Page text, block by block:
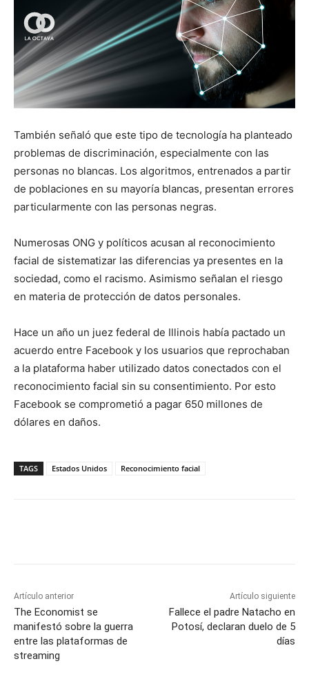
También señaló que este tipo de tecnología ha planteado
problemas de discriminación, especialmente con las
personas no blancas. Los algoritmos, entrenados a partir
de poblaciones en su mayoría blancas, presentan errores
particularmente con las personas negras.
Numerosas ONG y políticos acusan al reconocimiento
facial de sistematizar las diferencias ya presentes en la
sociedad, como el racismo. Asimismo señalan el riesgo
en materia de protección de datos personales.
Hace un año un juez federal de Illinois había pactado un
acuerdo entre Facebook y los usuarios que reprochaban
a la plataforma haber utilizado datos conectados con el
reconocimiento facial sin su consentimiento. Por esto
Facebook se comprometió a pagar 650 millones de
dólares en daños.
TAGS Estados Unidos Reconocimiento facial
Artículo anterior
The Economist se
manifestó sobre la guerra
entre las plataformas de
streaming
Artículo siguiente
Fallece el padre Natacho en
Potosí, declaran duelo de 5
días